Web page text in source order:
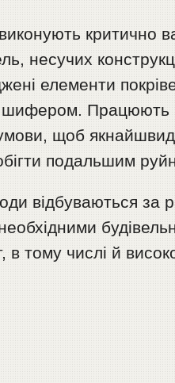
критично
несучих
елементи
Працюють
умови, щоб
подальшим
відбуваються за
в тому числі й